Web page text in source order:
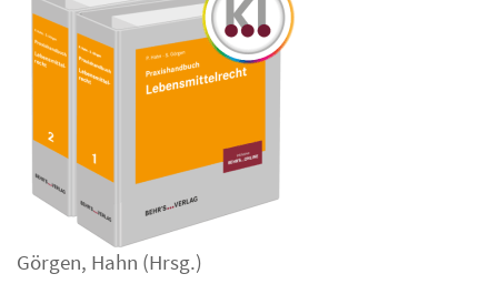
Görgen, Hahn (Hrsg.)